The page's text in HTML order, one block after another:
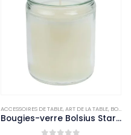
,NON-PALETTISABLE
ACCESSOIRES DE TABLE,ART DE LA TABLE, BOUGIES ET PHOTOPHORES
Bougies-verre Bolsius Starlight transparentes (lot de 8)